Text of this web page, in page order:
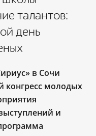
талантов:
день
в Сочи
конгресс молодых
и